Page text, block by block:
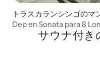
トラスカランシンゴのマ
Dep en Sonata para 8
サウナ付き